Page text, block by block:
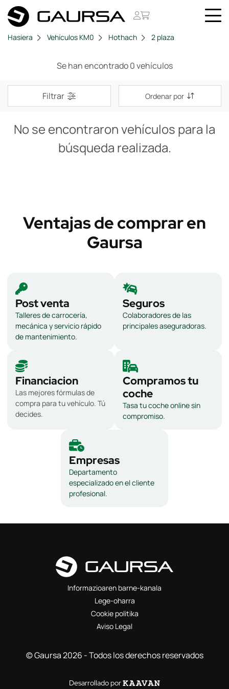
Hasiera Vehículos KM0 Hothach 2 plaza
Se han encontrado 0 vehículos
Filtrar Ordenar por
No se encontraron vehículos para la
búsqueda realizada.
Ventajas de comprar en
Gaursa
Post venta
Talleres de carrocería,
mecánica y servicio rápido
de mantenimiento.
Seguros
Colaboradores de las
principales aseguradoras.
Financiacion
Las mejores fórmulas de
compra para tu vehículo. Tú
decides.
Compramos tu
coche
Tasa tu coche online sin
compromiso.
Empresas
Departamento
especializado en el cliente
profesional.
Informazioaren barne-kanala
Lege-oharra
Cookie politika
Aviso Legal
© Gaursa 2026 - Todos los derechos reservados
Desarrollado por